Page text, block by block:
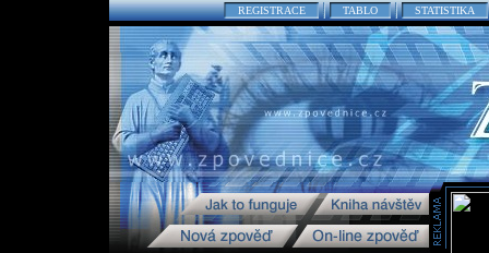
REGISTRACE TABLO STATISTIKA